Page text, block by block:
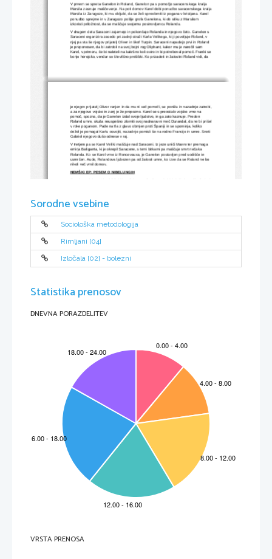
V prvem se spreta Ganelon in Roland, Ganelon pa s pomočjo saracenskega kralja
Marsila zasnuje maščevanje. Na poti domov Karel dobi ponudbo saracenskega kralja
Marsila iz Zaragoze, ki mu obljubi, da se želi spreobrniti iz pogana v kristjana. Karel
ponudbo sprejme in v Zaragozo pošlje grofa Ganelona, ki ob stiku z Marsilom
izkoristi priložnost, da se maščuje svojemu posinovljencu Rolandu.
V drugem delu Saraceni zajamejo in pokončajo Rolanda in njegovo četo. Ganelon s
Saraceni organizira zasedo pri zadnji straži Karla Velikega, ki ji poveljuje Roland, v
njej pa sta še njegov prijatelj Oliver in škof Turpin. Saraceni napadejo prvi in Roland
je preponosen, da bi zatrobil na svoj bojni rog Oliphant, kakor mu je naročil sam
Karel, v primeru, če bi naleteli na kakršno koli oviro in bi potreboval pomoč. Franki se
borijo herojsko, vendar so številčno prešibki. Ko prizadeti in žalostni Roland vidi, da
je njegov prijatelj Oliver ranjen in da mu ni več pomoči, se poniža in nazadnje zatrobi,
a za njegovo vojsko in zanj je že prepozno. Karel se s preostalo vojsko vrne na
pomoč, spozna, da je Ganelon izdal svoje ljudstvo, in ga zato kaznuje. Preden
Roland umre, skuša neuspešno zlomiti svoj nadnaravni meč Durandal, da ne bi prišel
v roke poganom. Pade na tla z glavo obrnjen proti Španiji in se spominja, koliko
dežel je pomagal Karlu osvojiti, nazadnje pomisli še na rodno Francijo in umre. Sveti
Gabriel njegovo dušo odnese v raj.
V tretjem pa se Karel Veliki maščuje nad Saraceni. Iz jeze uniči Mavre ter premaga
emirja Baliganta, ki je okrepil Saracene, s temi bitkami pa maščuje smrt nečaka
Rolanda. Ko se Karel vrne iz Roncevauxa, je Ganelon postavljen pred sodišče in
usmrčen. Aude, Rolandova ljubezen pa od žalosti umre, ko izve da se Roland ne bo
nikoli več vrnil domov.
NEMŠKI EP: PESEM O NIBELUNGIH
Ep pripoveduje o Kriemhildi, ki je veljala za najlepšo med dekleti. Z njo so živeli njeni
zagledal Kriemhildo, je bil popolnoma očaran nad njo, ta pa mu je naklonjenost
vračala. Siegfried se je, zato da bi dobil njeno roko, odločil, da bo pomagal Guntherju
Siegfrieda in Kriemhilde ter Brunhilde in Guntherja. Obema sta se rodila sinova.
tako rekoč pogubila, izdala Hagenu Siegfriedovo ranljivo mesto. Tako je Hagen
Siegfrieda na lovu ubil. Kriemhilda je takoj vedela, da je to storil Hagen. Čez nekaj
časa je Atila, hunski kralj, izgubil svojo ženo, zato se je odločil, da bo očaral
Kriemhildo. Ta sprva ni hotela sprejeti ženitne ponudbe, nato pa se je le vdala.
Preselila se je k Atili na dvor, kjer je skovala maščevalni načrt, kako bo ubila Hagena.
nato pa je ubila še Hagena. Ko je to videl Hildebrand, se je odločil, da bo maščeval
Hagenovo smrt, in tako je ubil še Kriemhildo.
Sorodne vsebine
Sociološka metodologija
Rimljani [04]
Izločala [02] - bolezni
Statistika prenosov
DNEVNA PORAZDELITEV
VRSTA PRENOSA